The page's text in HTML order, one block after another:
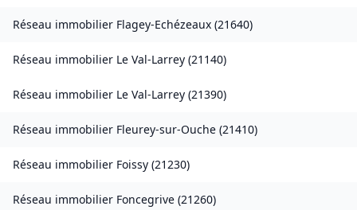
Réseau immobilier Flagey-Echézeaux (21640)
Réseau immobilier Le Val-Larrey (21140)
Réseau immobilier Le Val-Larrey (21390)
Réseau immobilier Fleurey-sur-Ouche (21410)
Réseau immobilier Foissy (21230)
Réseau immobilier Foncegrive (21260)